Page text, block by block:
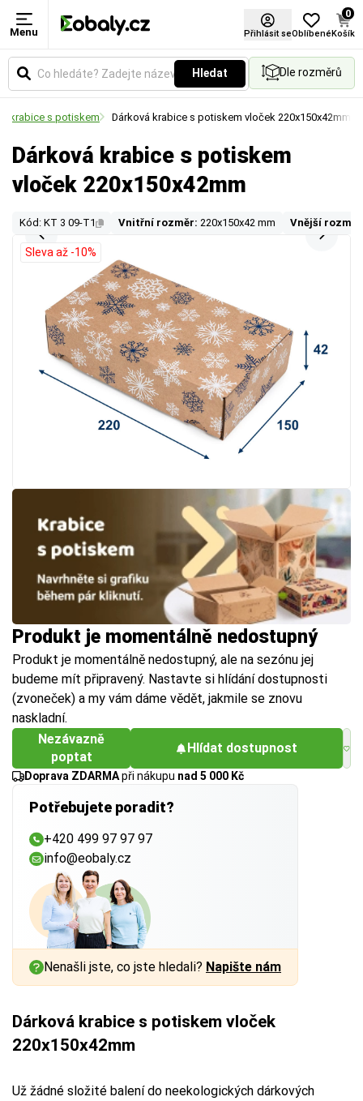
Menu Přihlásit seOblíbené
0
Košík
Hledat Dle rozměrů
krabice s potiskem Dárková krabice s potiskem vloček 220x150x42mm
Dárková krabice s potiskem
vloček 220x150x42mm
Kód: KT 3 09-T1 Vnitřní rozměr: 220x150x42 mm Vnější
Produkt je momentálně nedostupný
Produkt je momentálně nedostupný, ale na sezónu jej
budeme mít připravený. Nastavte si hlídání dostupnosti
(zvoneček) a my vám dáme vědět, jakmile se znovu
naskladní.
Nezávazně
poptat
Hlídat dostupnost
Doprava ZDARMApři nákupu nad 5 000 Kč
Potřebujete poradit?
+420 499 97 97 97
info@eobaly.cz
Nenašli jste, co jste hledali? Napište nám
Sleva až -10%
Dárková krabice s potiskem vloček
220x150x42mm
Už žádné složité balení do neekologických dárkových